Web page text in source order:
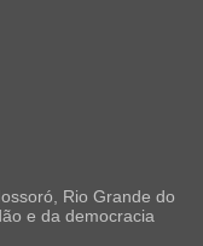
Rio Grande do
e da democracia